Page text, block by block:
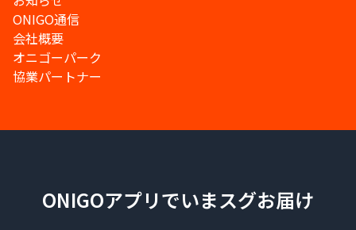
ONIGO通信
会社概要
オニゴーパーク
協業パートナー
ONIGOアプリでいまスグお届け